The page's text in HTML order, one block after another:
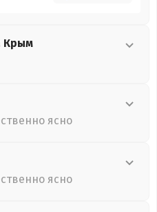
Крым
ясно
ясно